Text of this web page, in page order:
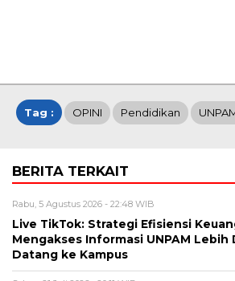
Tag : OPINI Pendidikan
BERITA TERKAIT
Rabu, 5 Agustus 2026 - 22:48 WIB
Live TikTok: Strategi Efisiensi
Mengakses Informasi UNPAM Lebih
Datang ke Kampus